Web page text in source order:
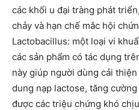
các khối u đại tràng phát
chảy và hạn chế mắc hội
Lactobacillus: một loại vi
các sản phẩm có tác dụng
này giúp người dùng cải
dung nạp lactose, tăng
được các triệu chứng khó